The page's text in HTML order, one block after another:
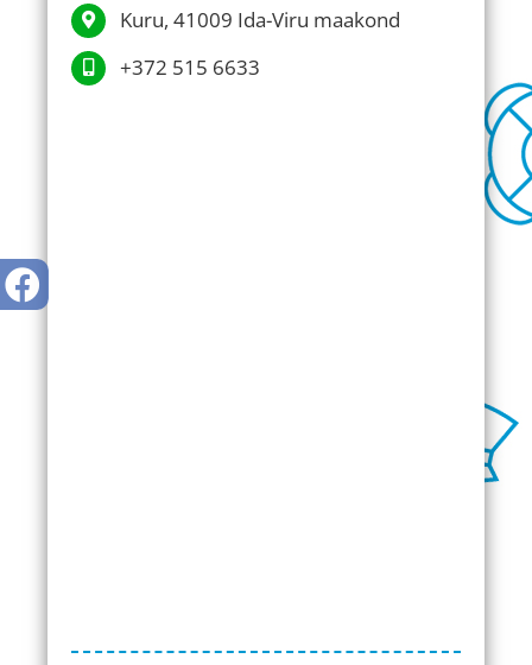
Kuru, 41009 Ida-Viru maakond
+372 515 6633